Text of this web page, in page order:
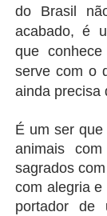
do Brasil
acabado, é
que
serve com o
ainda precisa
É um ser
animais
sagrados
com alegria
portador de